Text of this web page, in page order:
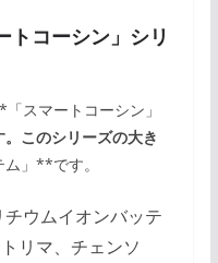
トコーシン」シリ
スマートコーシン」
このシリーズの大き
」**です。
ウムイオンバッテ
リマ、チェンソ